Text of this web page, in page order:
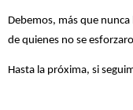
Debemos, más que
de quienes no se
Hasta la próxima, si